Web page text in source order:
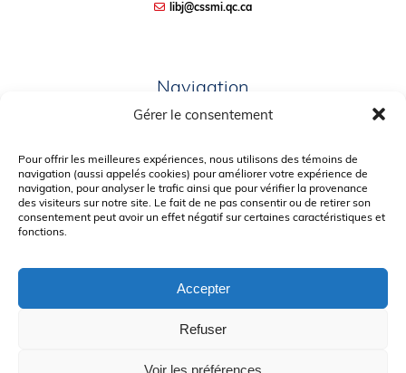
Gérer le consentement
Pour offrir les meilleures expériences, nous utilisons des témoins de
navigation (aussi appelés cookies) pour améliorer votre expérience de
navigation, pour analyser le trafic ainsi que pour vérifier la provenance
des visiteurs sur notre site. Le fait de ne pas consentir ou de retirer son
consentement peut avoir un effet négatif sur certaines caractéristiques et
fonctions.
Accepter
Refuser
Voir les préférences
libj@cssmi.qc.ca
Navigation
PORTAIL PARENTS
PLAINTE – SERVICE À L’ÉLÈVE
POLITIQUE DE CONFIDENTIALITÉ